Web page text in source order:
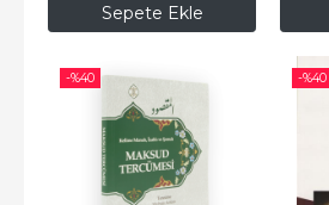
Sepete Ekle
-%40 -%40